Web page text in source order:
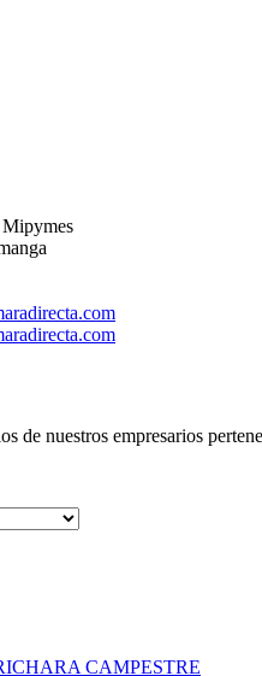
de nuestros empresarios